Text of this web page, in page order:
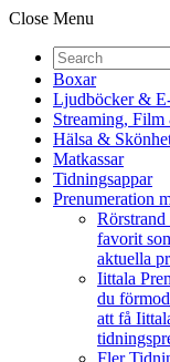
Close Menu
Boxar
Ljudböcker &
Streaming,
Hälsa &
Matkassar
Tidningsappar
Prenumeration
Rörstrand
favorit
aktuella
Iittala
du
att få
Fler